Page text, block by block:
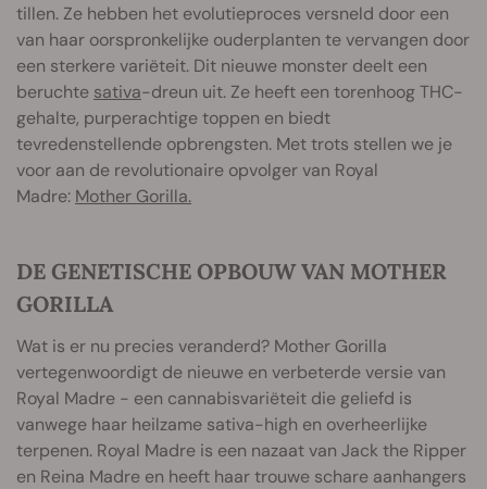
tillen. Ze hebben het evolutieproces versneld door een
van haar oorspronkelijke ouderplanten te vervangen door
een sterkere variëteit. Dit nieuwe monster deelt een
beruchte sativa-dreun uit. Ze heeft een torenhoog THC-
gehalte, purperachtige toppen en biedt
tevredenstellende opbrengsten. Met trots stellen we je
voor aan de revolutionaire opvolger van Royal
Madre: Mother Gorilla.
DE GENETISCHE OPBOUW VAN MOTHER
GORILLA
Wat is er nu precies veranderd? Mother Gorilla
vertegenwoordigt de nieuwe en verbeterde versie van
Royal Madre - een cannabisvariëteit die geliefd is
vanwege haar heilzame sativa-high en overheerlijke
terpenen. Royal Madre is een nazaat van Jack the Ripper
en Reina Madre en heeft haar trouwe schare aanhangers